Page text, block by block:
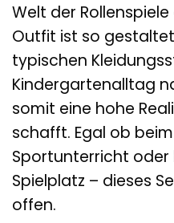
Welt der
Outfit ist so
typischen
Kindergartenalltag
somit eine hohe
schafft. Egal ob
Sportunterricht
Spielplatz – dieses
offen.